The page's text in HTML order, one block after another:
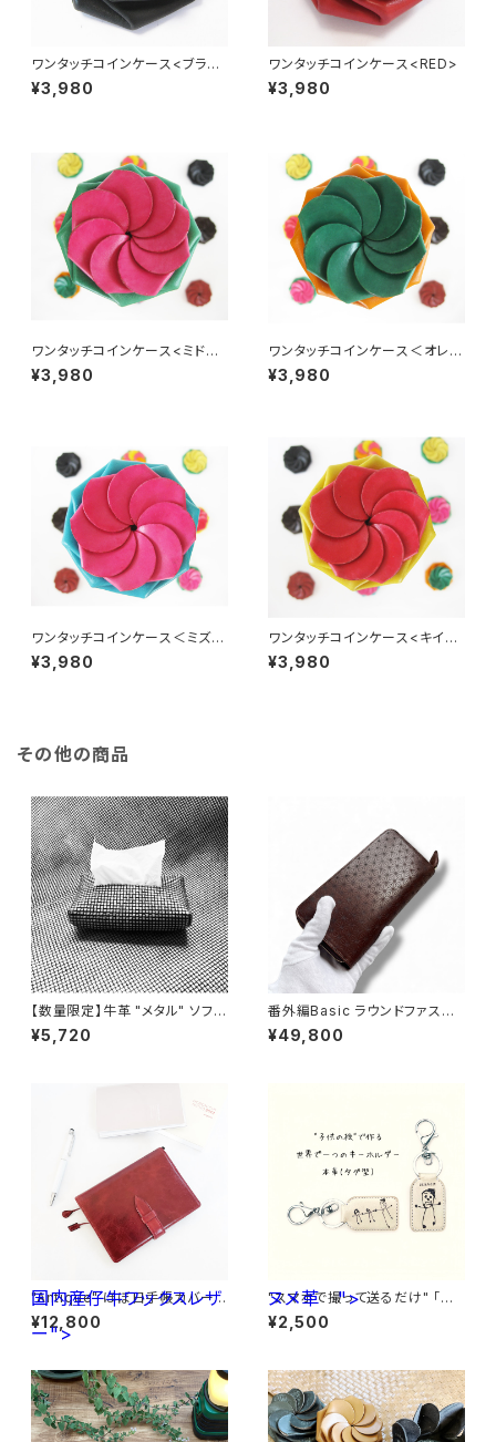
ワンタッチコインケース<ブラッ
ク>
¥3,980
ワンタッチコインケース<RED>
¥3,980
ワンタッチコインケース<ミドリ×
ピンク>
¥3,980
ワンタッチコインケース＜オレン
ジ×ミドリ＞
¥3,980
ワンタッチコインケース＜ミズイ
ロ×ピンク＞
¥3,980
ワンタッチコインケース<キイロ
×アカ>
¥3,980
その他の商品
【数量限定】牛革 "メタル" ソフト
ティッシュケース（ソフトパック専
用）
¥5,720
番外編Basic ラウンドファスナ
ーロングウォレット ブッテーロ
麻の葉紋様× ブライドル レザー
¥49,800
国内産仔牛ワックスレザ
ー">
"Antique" ほぼ日手帳カバーA
6サイズ <D.Red> 国内産仔
牛ワックスレザー
¥12,800
ヌメ革 ">
"スマホで撮って送るだけ" 「子
供の絵」から作る世界で一つの
キーホルダー <タグ型> ヌメ
¥2,500